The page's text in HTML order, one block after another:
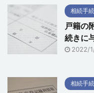
相続手
戸籍の
続きに
2022/
相続手